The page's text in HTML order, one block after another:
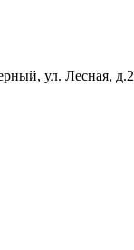
ул. Лесная, д.2